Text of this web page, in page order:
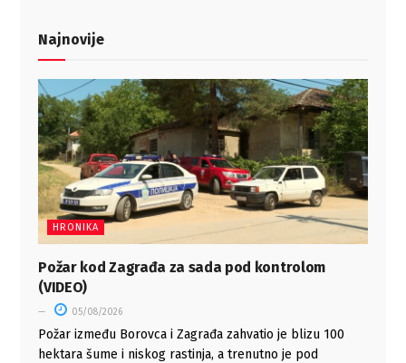
Najnovije
HRONIKA
Požar kod Zagrađa za sada pod kontrolom
(VIDEO)
05/08/2026
Požar između Borovca i Zagrađa zahvatio je blizu 100
hektara šume i niskog rastinja, a trenutno je pod